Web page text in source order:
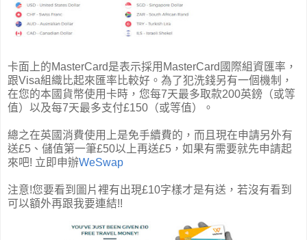
卡面上的MasterCard是表示採用MasterCard國際組資匯率，
跟Visa組織比起來匯率比較好。為了犯洗錢另有一個機制，
在您的本國貨幣使用卡時，您每7天最多取款200英鎊（或等
值）以及每7天最多支付£150（或等值）。
總之在英國消費使用上是免手續費的，而且現在申請另外有
送£5、儲值第一筆£50以上再送£5 ，如果有需要就先申請起
來吧! 立即申辦WeSwap
注意!您要看到圖片裡有出現£10字樣才是有送，若沒有看到
可以額外再跟我要連結!!